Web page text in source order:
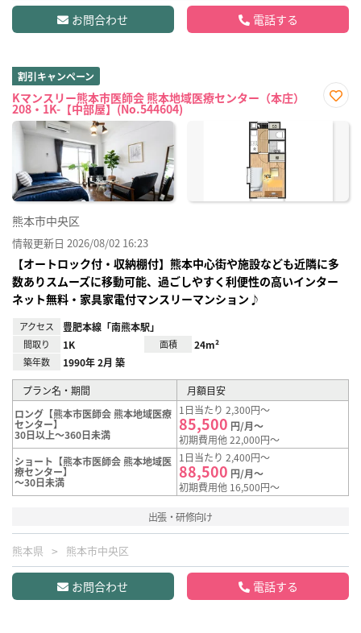
お問合わせ 電話する
割引キャンペーン
Kマンスリー熊本市医師会 熊本地域医療センター（本庄）
208・1K-【中部屋】(No.544604)
に入
熊本市中央区
情報更新日 2026/08/02 16:23
【オートロック付・収納棚付】熊本中心街や施設なども近隣に多
数ありスムーズに移動可能、過ごしやすく利便性の高いインター
ネット無料・家具家電付マンスリーマンション♪
アクセス 豊肥本線「南熊本駅」
間取り 1K 面積 24m²
築年数 1990年 2月 築
プラン名・期間
月額目安
ロング【熊本市医師会 熊本地域医療
センター】
30日以上～360日未満
1日当たり 2,300円～
85,500 円/月～
初期費用他 22,000円～
ショート【熊本市医師会 熊本地域医
療センター】
～30日未満
1日当たり 2,400円～
88,500 円/月～
初期費用他 16,500円～
出張・研修向け
熊本県 熊本市中央区
お問合わせ 電話する